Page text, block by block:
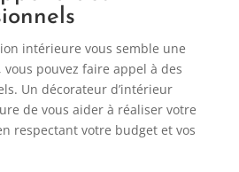
intérieure vous semble une
pouvez faire appel à des
Un décorateur d’intérieur
de vous aider à réaliser votre
respectant votre budget et vos